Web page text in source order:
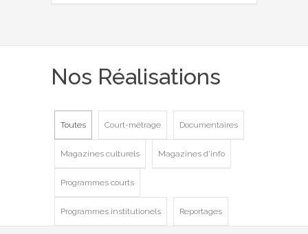
Nos Réalisations
Toutes Court-métrage Documentaires
Magazines culturels Magazines d'info
Programmes courts
Programmes institutionels Reportages